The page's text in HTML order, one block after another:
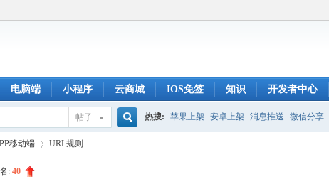
电脑端 小程序 云商城 IOS免签 知识 开发者中心
帖子 热搜: 苹果上架 安卓上架 消息推送 微信分享
移动端 URL规则
:40